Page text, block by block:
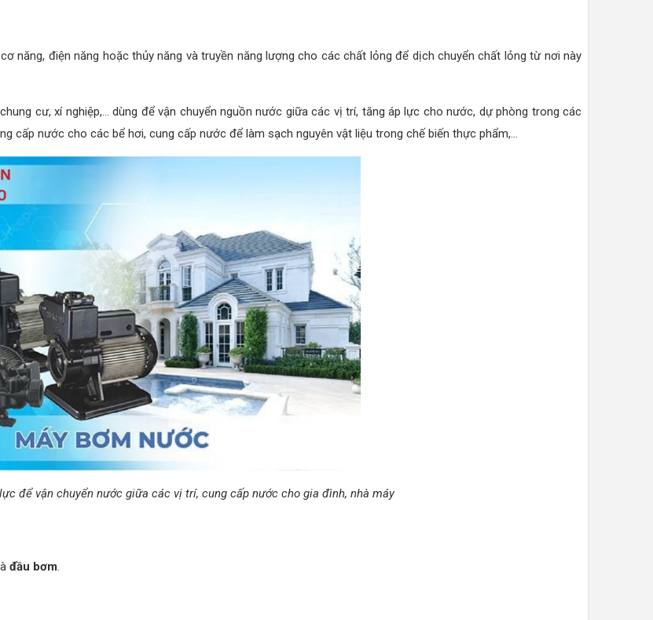
năng, điện năng hoặc thủy năng và truyền năng lượng cho các chất lỏng để dịch chuyển chất lỏng từ nơi này
cư, xí nghiệp,... dùng để vận chuyển nguồn nước giữa các vị trí, tăng áp lực cho nước, dự phòng trong các
cấp nước cho các bể hơi, cung cấp nước để làm sạch nguyên vật liệu trong chế biến thực phẩm,...
để vận chuyển nước giữa các vị trí, cung cấp nước cho gia đình, nhà máy
đầu bơm